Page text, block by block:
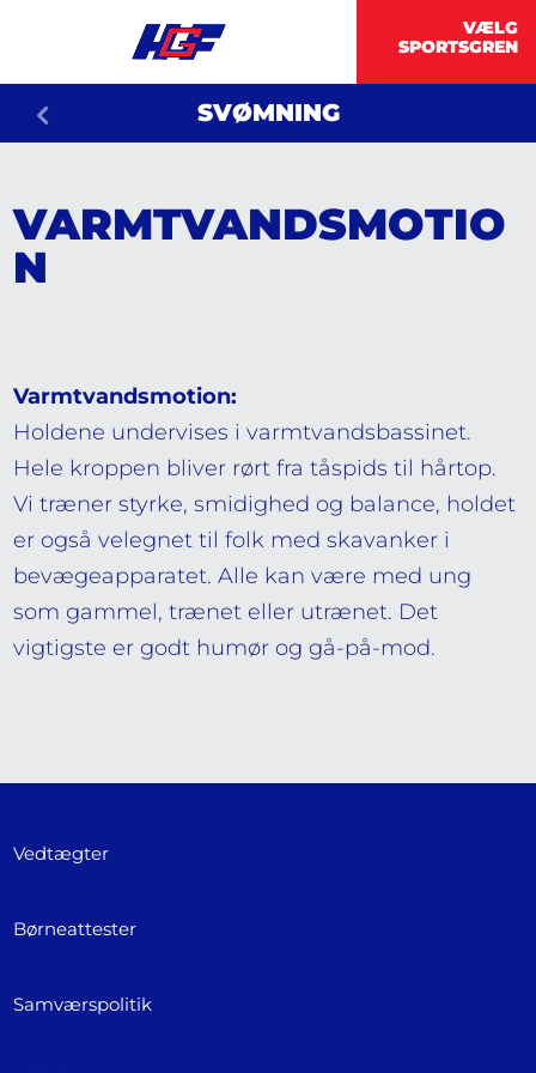
SVØMNING
VARMTVANDSMOTIO
N
Varmtvandsmotion:
Holdene undervises i varmtvandsbassinet.
Hele kroppen bliver rørt fra tåspids til hårtop.
Vi træner styrke, smidighed og balance, holdet
er også velegnet til folk med skavanker i
bevægeapparatet. Alle kan være med ung
som gammel, trænet eller utrænet. Det
vigtigste er godt humør og gå-på-mod.
Vedtægter
Børneattester
Samværspolitik